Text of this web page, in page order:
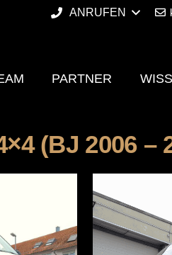
ANRUFEN
PARTNER
(BJ 2006 –